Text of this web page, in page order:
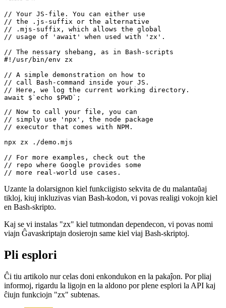
"zx", tia biblioteko nun haveblas. Plej bone: vi povas uzi ĝin tuj. Vi
bezonas nur instalitan ekzemplon de Node.js egalan aŭ pli altan al
versio 14.
// Your JS-file. You can either use
// the .js-suffix or the alternative
// usage of 'await' when used with 'zx'.
// The nessary shebang, as in Bash-scripts
#!/usr/bin/env zx
// A simple demonstration on how to
// call Bash-command inside your JS.
// Here, we log the current working directory.
// Now to call your file, you can
// simply use 'npx', the node package
// executor that comes with NPM.
// For more examples, check out the
// repo where Google provides some
Uzante la dolarsignon kiel funkciigisto sekvita de du malantaŭaj
tikloj, kiuj inkluzivas vian Bash-kodon, vi povas realigi vokojn kiel
Kaj se vi instalas "zx" kiel tutmondan dependecon, vi povas nomi
viajn Ĝavaskriptajn dosierojn same kiel viaj Bash-skriptoj.
Pli esplori